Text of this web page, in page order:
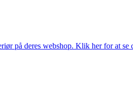
på deres webshop. Klik her for at se